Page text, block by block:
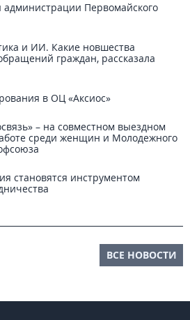
Первомайского
и ИИ. Какие новшества
граждан, рассказала
в ОЦ «Аксиос»
– на совместном выездном
среди женщин и Молодежного
становятся инструментом
ВСЕ НОВОСТИ